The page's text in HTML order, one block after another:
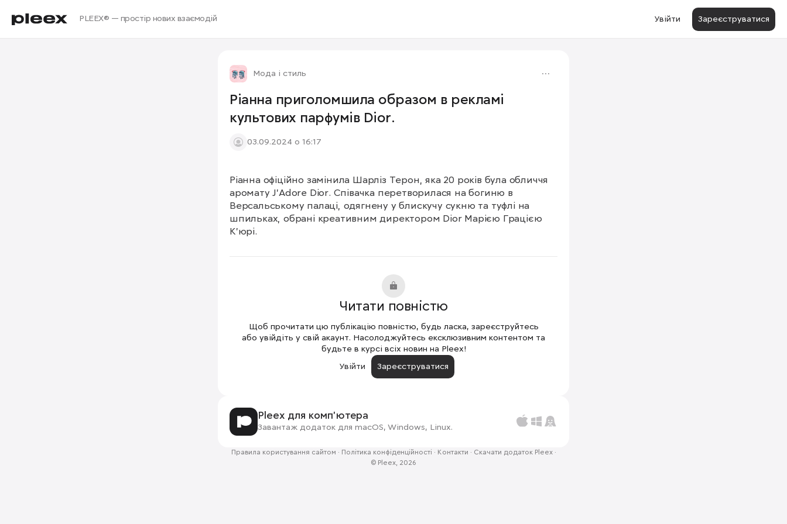
PLEEX® — простір нових взаємодій Увійти Зареєструватися
Мода і стиль
Ріанна приголомшила образом в рекламі
культових парфумів Dior.
03.09.2024 о 16:17
1/3
Ріанна офіційно замінила Шарліз Терон, яка 20 років була обличчя
аромату J'Adore Dior. Співачка перетворилася на богиню в
Версальському палаці, одягнену у блискучу сукню та туфлі на
шпильках, обрані креативним директором Dior Марією Грацією
К’юрі.
Читати повністю
Щоб прочитати цю публікацію повністю, будь ласка, зареєструйтесь
або увійдіть у свій акаунт. Насолоджуйтесь ексклюзивним контентом та
будьте в курсі всіх новин на Pleex!
Увійти
Зареєструватися
Pleex для комп'ютера
Завантаж додаток для macOS, Windows, Linux.
Правила користування сайтом · Політика конфіденційності · Контакти · Скачати додаток Pleex·
© Pleex, 2026